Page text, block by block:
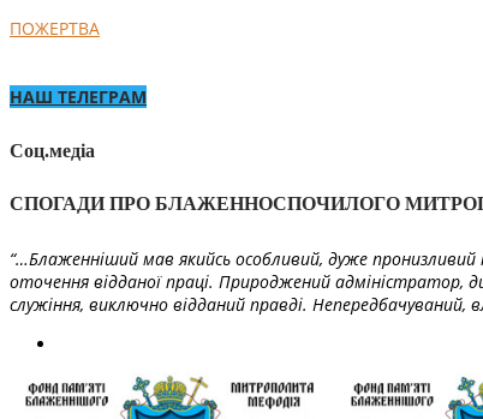
ПОЖЕРТВА
НАШ ТЕЛЕГРАМ
Соц.медіа
СПОГАДИ ПРО БЛАЖЕННОСПОЧИЛОГО
“…Блаженніший мав якийсь особливий, дуже пронизливий
оточення відданої праці. Природжений
служіння, виключно відданий правді. Непередбачуваний,